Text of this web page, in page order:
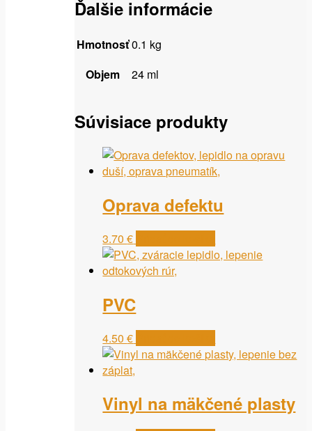
Ďalšie informácie
Hmotnosť0.1 kg
Objem
24 ml
Súvisiace produkty
Oprava defektu
3.70€
PVC
4.50€
Vinyl na mäkčené plasty